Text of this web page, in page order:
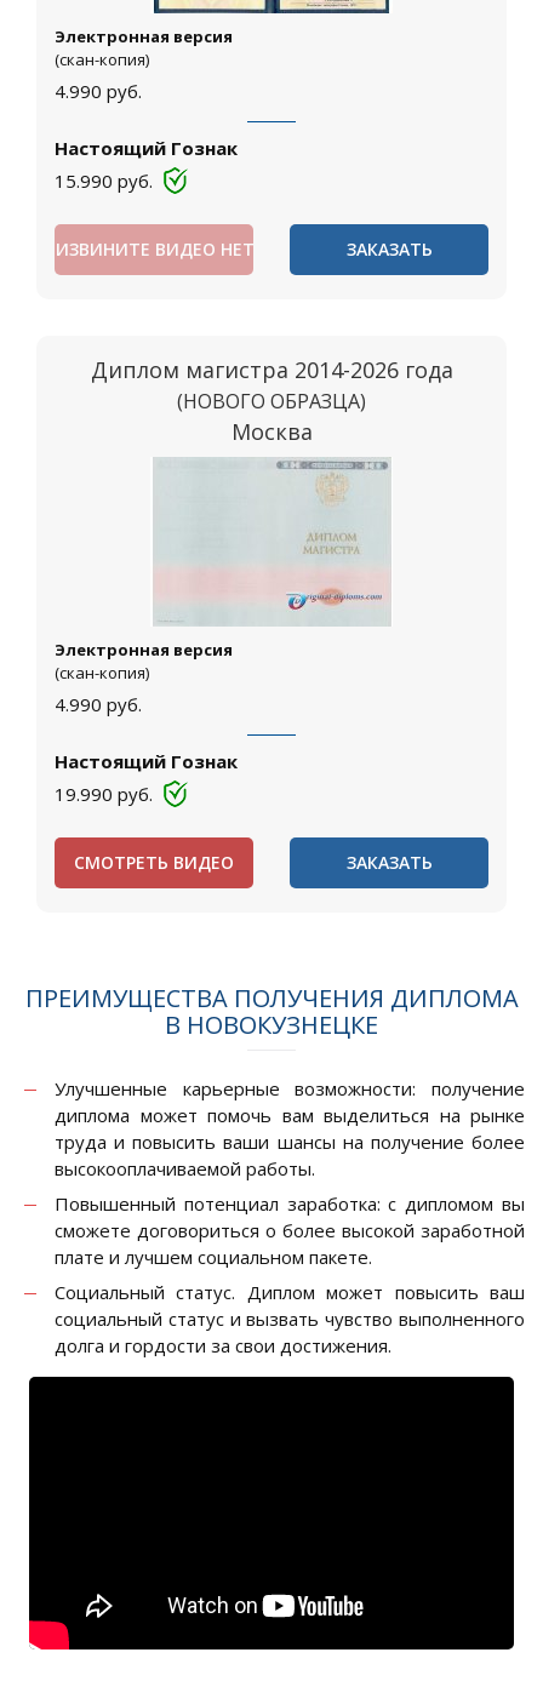
Электронная версия
(скан-копия)
4.990 руб.
Настоящий Гознак
15.990 руб.
ИЗВИНИТЕ ВИДЕО НЕТ ЗАКАЗАТЬ
Диплом магистра 2014-2026 года
(НОВОГО ОБРАЗЦА)
Москва
Электронная версия
(скан-копия)
4.990 руб.
Настоящий Гознак
19.990 руб.
СМОТРЕТЬ ВИДЕО ЗАКАЗАТЬ
ПРЕИМУЩЕСТВА ПОЛУЧЕНИЯ ДИПЛОМА
В НОВОКУЗНЕЦКЕ
Улучшенные карьерные возможности: получение
диплома может помочь вам выделиться на рынке
труда и повысить ваши шансы на получение более
высокооплачиваемой работы.
Повышенный потенциал заработка: с дипломом вы
сможете договориться о более высокой заработной
плате и лучшем социальном пакете.
Социальный статус. Диплом может повысить ваш
социальный статус и вызвать чувство выполненного
долга и гордости за свои достижения.